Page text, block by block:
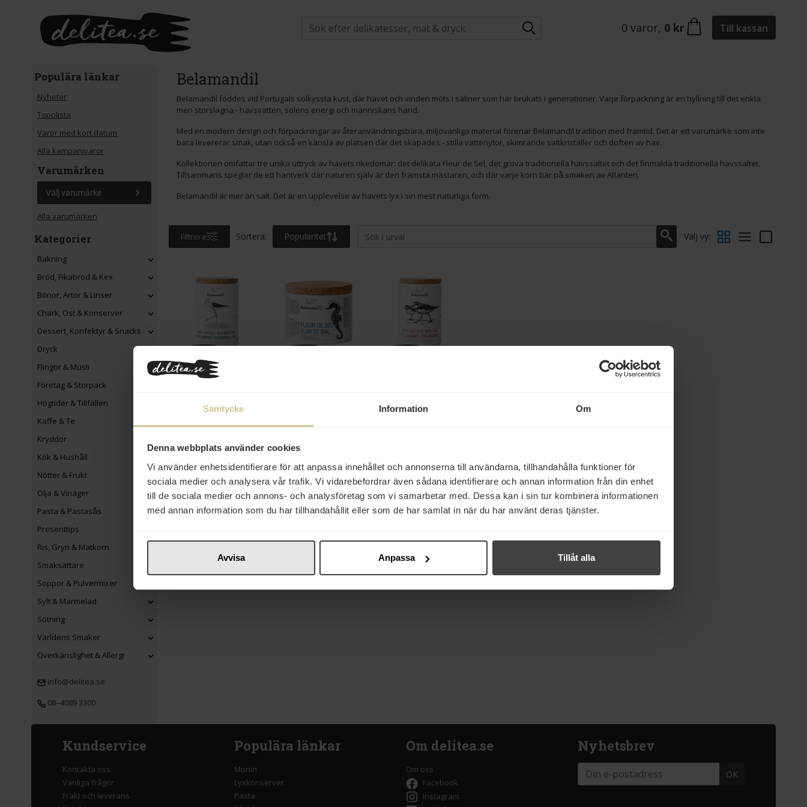
Samtycke Information Om
Denna webbplats använder cookies
Vi använder enhetsidentifierare för att anpassa innehållet och annonserna till användarna, tillhandahålla funktioner för
sociala medier och analysera vår trafik. Vi vidarebefordrar även sådana identifierare och annan information från din enhet
till de sociala medier och annons- och analysföretag som vi samarbetar med. Dessa kan i sin tur kombinera informationen
med annan information som du har tillhandahållit eller som de har samlat in när du har använt deras tjänster.
Avvisa Anpassa Tillåt alla
0 varor, 0 kr Till kassan
Populära länkar
Nyheter
Topplista
Varor med kort datum
Alla kampanjvaror
Varumärken
Välj varumärke
Alla varumärken
Kategorier
Bakning
Bröd, Fikabröd & Kex
Bönor, Ärtor & Linser
Chark, Ost & Konserver
Dessert, Konfektyr & Snacks
Dryck
Flingor & Müsli
Företag & Storpack
Högtider & Tillfällen
Kaffe & Te
Kryddor
Kök & Hushåll
Nötter & Frukt
Olja & Vinäger
Pasta & Pastasås
Presenttips
Ris, Gryn & Matkorn
Smaksättare
Soppor & Pulvermixer
Sylt & Marmelad
Sötning
Världens Smaker
Överkänslighet & Allergi
info@delitea.se
08–4089 3300
Belamandil
Belamandil föddes vid Portugals solkyssta kust, där havet och vinden möts i saliner som har brukats i generationer. Varje förpackning är en hyllning till det enkla
men storslagna - havsvatten, solens energi och människans hand.
Med en modern design och förpackningar av återanvändningsbara, miljövänliga material förenar Belamandil tradition med framtid. Det är ett varumärke som inte
bara levererar smak, utan också en känsla av platsen där det skapades - stilla vattenytor, skimrande saltkristaller och doften av hav.
Kollektionen omfattar tre unika uttryck av havets rikedomar: det delikata Fleur de Sel, det grova traditionella havssaltet och det finmalda traditionella havssaltet.
Tillsammans speglar de ett hantverk där naturen själv är den främsta mästaren, och där varje korn bär på smaken av Atlanten.
Belamandil är mer än salt. Det är en upplevelse av havets lyx i sin mest naturliga form.
Filtrera Sortera: Popularitet Välj vy:
Belamandil
Handskördat Strösalt
Mer info Mer info
Kundservice
Kontakta oss
Vanliga frågor
Frakt och leverans
Populära länkar
Monin
Lyxkonserver
Pasta
Om delitea.se
Om oss
Facebook
Instagram
Nyhetsbrev
OK